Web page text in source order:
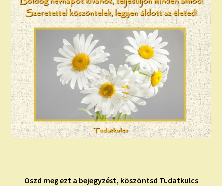
Oszd meg ezt a bejegyzést, köszöntsd Tudatkulcs